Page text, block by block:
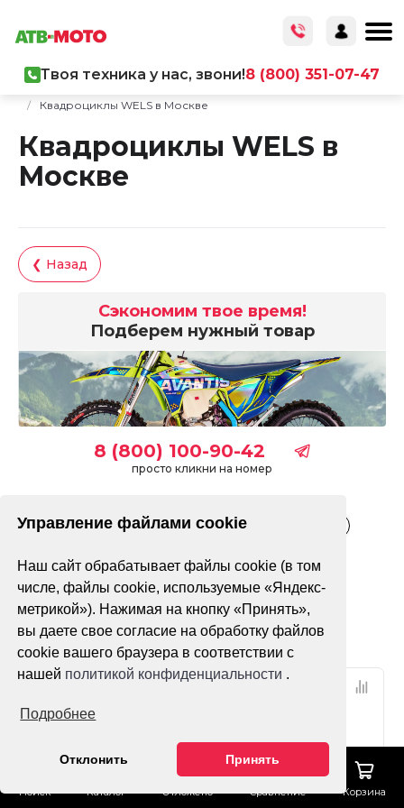
Управление файлами cookie
Наш сайт обрабатывает файлы cookie (в том
числе, файлы cookie, используемые «Яндекс-
метрикой»). Нажимая на кнопку «Принять»,
вы даете свое согласие на обработку файлов
cookie вашего браузера в соответствии с
нашей политикой конфиденциальности .
Подробнее
Отклонить Принять
Поиск Каталог Отложено Сравнение Корзина
Твоя техника у нас, звони!8 (800) 351-07-47
/
Квадроциклы WELS в Москве
Квадроциклы WELS в
Москве
❮ Назад
Сэкономим твое время!
Подберем нужный товар
8 (800) 100-90-42
просто кликни на номер
Взрослые Детские Подростковые
Только в наличии
Фильтр По популярности